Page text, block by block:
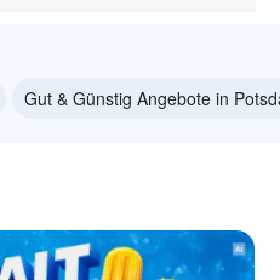
Gut & Günstig Angebote in